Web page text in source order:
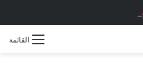
هيام الملوحي
القائمة